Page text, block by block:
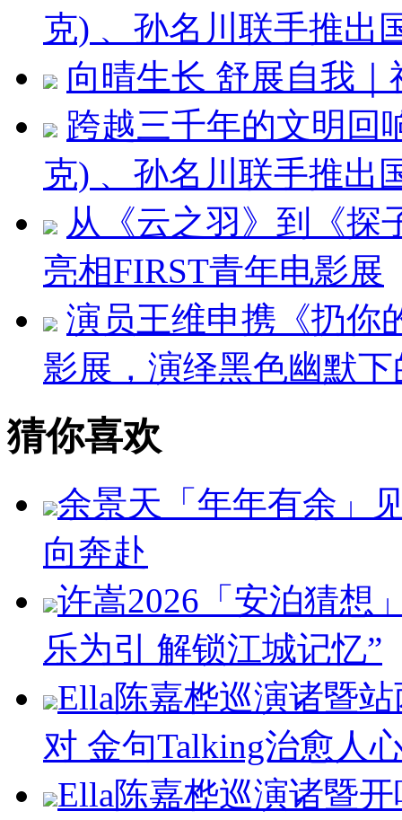
克) 、孙名川联手推出
向晴生长 舒展自我
跨越三千年的文明回
克) 、孙名川联手推出
从《云之羽》到《探
亮相FIRST青年电影展
演员王维申携《扔你
影展，演绎黑色幽默
猜你喜欢
余景天「年年有余」
向奔赴
许嵩2026「安泊猜想
乐为引 解锁江城记忆”
Ella陈嘉桦巡演诸暨
对 金句Talking治愈人
Ella陈嘉桦巡演诸暨